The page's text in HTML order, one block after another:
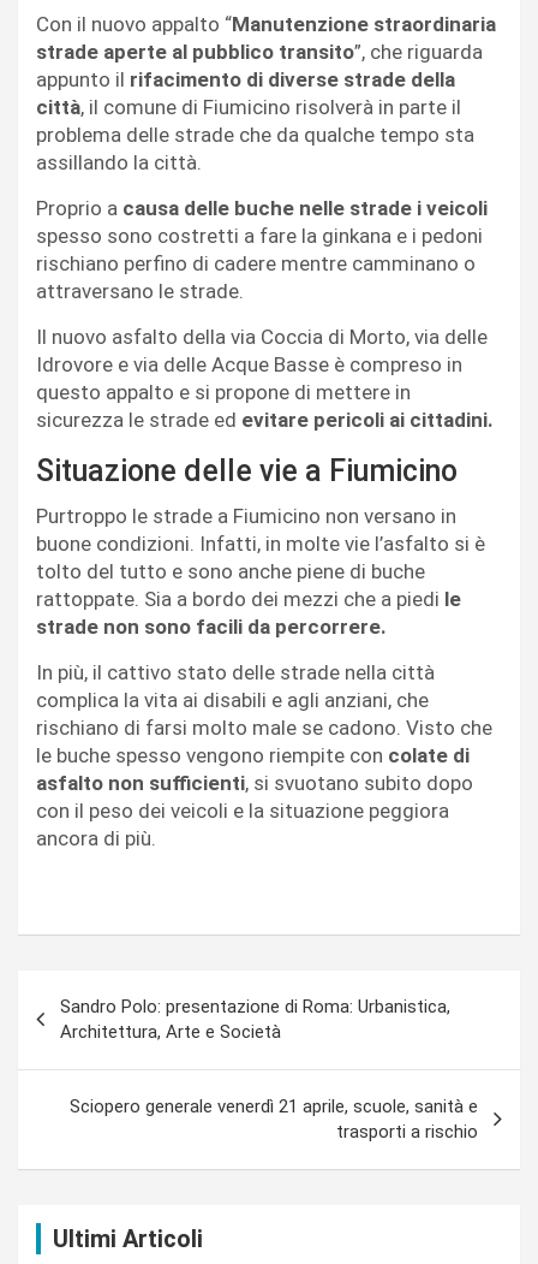
Con il nuovo appalto “Manutenzione straordinaria
strade aperte al pubblico transito”, che riguarda
appunto il rifacimento di diverse strade della
città, il comune di Fiumicino risolverà in parte il
problema delle strade che da qualche tempo sta
assillando la città.
Proprio a causa delle buche nelle strade i veicoli
spesso sono costretti a fare la ginkana e i pedoni
rischiano perfino di cadere mentre camminano o
attraversano le strade.
Il nuovo asfalto della via Coccia di Morto, via delle
Idrovore e via delle Acque Basse è compreso in
questo appalto e si propone di mettere in
sicurezza le strade ed evitare pericoli ai cittadini.
Situazione delle vie a Fiumicino
Purtroppo le strade a Fiumicino non versano in
buone condizioni. Infatti, in molte vie l’asfalto si è
tolto del tutto e sono anche piene di buche
rattoppate. Sia a bordo dei mezzi che a piedi le
strade non sono facili da percorrere.
In più, il cattivo stato delle strade nella città
complica la vita ai disabili e agli anziani, che
rischiano di farsi molto male se cadono. Visto che
le buche spesso vengono riempite con colate di
asfalto non sufficienti, si svuotano subito dopo
con il peso dei veicoli e la situazione peggiora
ancora di più.
articoli
Sandro Polo: presentazione di Roma: Urbanistica,
Architettura, Arte e Società
Sciopero generale venerdì 21 aprile, scuole, sanità e
trasporti a rischio
Ultimi Articoli